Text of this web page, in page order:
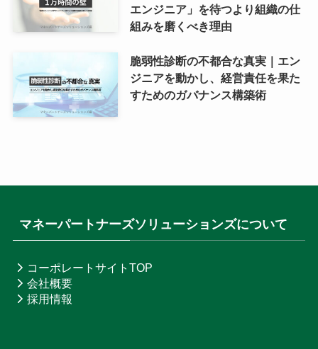
エンジニア」を待つより組織の仕
組みを磨くべき理由
脆弱性診断の不都合な真実｜エン
ジニアを動かし、経営責任を果た
すためのガバナンス構築術
マネーパートナーズソリューションズについて
コーポレートサイトTOP
会社概要
採用情報